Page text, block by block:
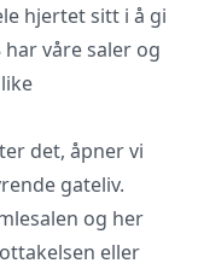
hjertet sitt i å gi
har våre saler og
det, åpner vi
gateliv.
og her
eller
tilbud, gir
frister.
deg som
i prisene.